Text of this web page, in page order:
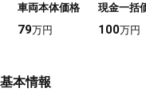
車両本体価格
79万円
現金一括
100万円
基本情報